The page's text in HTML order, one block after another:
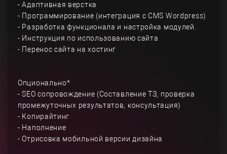
- Адаптивная верстка
- Программирование (интеграция с CMS Wordpress)
- Разработка функционала и настройка модулей.
- Инструкция по использованию сайта
- Перенос сайта на хостинг
Опционально*
- SEO сопровождение (Составление ТЗ, проверка
промежуточных результатов, консультация)
- Копирайтинг
- Наполнение
- Отрисовка мобильной версии дизайна